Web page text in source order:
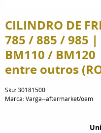
CILINDRO DE
785 / 885 / 985
BM110 /
entre outros
Sku:30181500
Marca:Varga--aftermarket/oem